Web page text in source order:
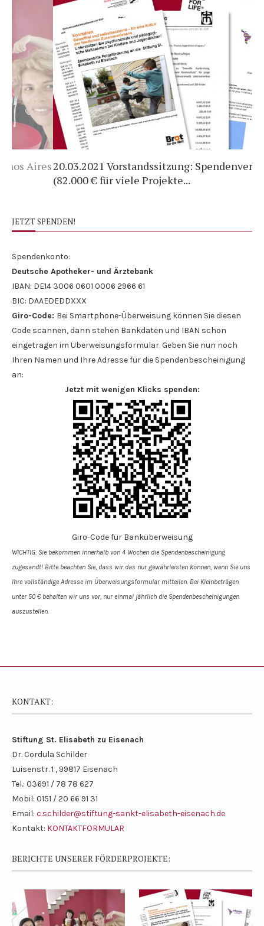
20.03.2021 Vorstandssitzung: Spendenvergabe
(82.000 € für viele Projekte...
JETZT SPENDEN!
Spendenkonto:
Deutsche Apotheker- und Ärztebank
IBAN: DE14 3006 0601 0006 2966 61
BIC: DAAEDEDDXXX
Giro-Code: Bei Smartphone-Überweisung können Sie diesen
Code scannen, dann stehen Bankdaten und IBAN schon
eingetragen im Überweisungsformular. Geben Sie nun noch
Ihren Namen und Ihre Adresse für die Spendenbescheinigung
an:
Jetzt mit wenigen Klicks spenden:
Giro-Code für Banküberweisung
WICHTIG: Sie bekommen innerhalb von 4 Wochen die Spendenbe­scheinigung
zugesandt! Bitte beachten Sie, dass wir das nur gewährleisten können, wenn Sie uns
Ihre vollständige Adresse im Überweisungs­formular mitteilen. Bei Kleinbeträgen
unter 50 € behalten wir uns vor, nur einmal jährlich die Spendenbescheinigungen
auszustellen.
KONTAKT:
Stiftung St. Elisabeth zu Eisenach
Dr. Cordula Schilder
Luisenstr. 1 , 99817 Eisenach
Tel.: 03691 / 78 78 627
Mobil: 0151 / 20 66 91 31
Email: c.schilder@stiftung-sankt-elisabeth-eisenach.de
Kontakt: KONTAKTFORMULAR
BERICHTE UNSERER FÖRDERPROJEKTE: